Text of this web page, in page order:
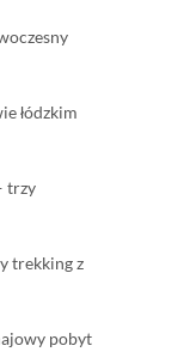
łódzkim
trzy
trekking z
pobyt